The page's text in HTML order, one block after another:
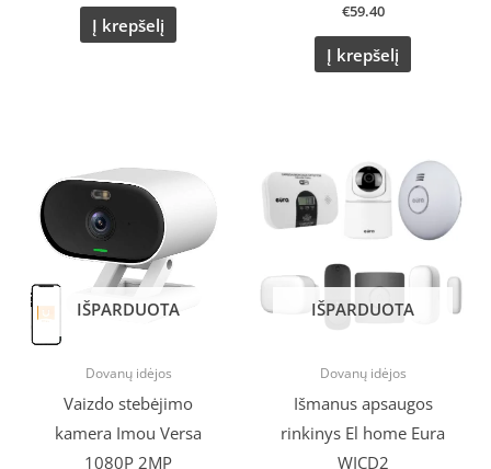
Į krepšelį
€59.40
Į krepšelį
IŠPARDUOTA
Dovanų idėjos
Vaizdo stebėjimo
kamera Imou Versa
1080P 2MP
price
was:
€29.15.
IŠPARDUOTA
Dovanų idėjos
Išmanus apsaugos
rinkinys El home Eura
WICD2
price
was:
€260.25.
price
is:
€229.02.